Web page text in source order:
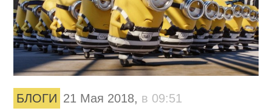
БЛОГИ 21 Мая 2018, в 09:51